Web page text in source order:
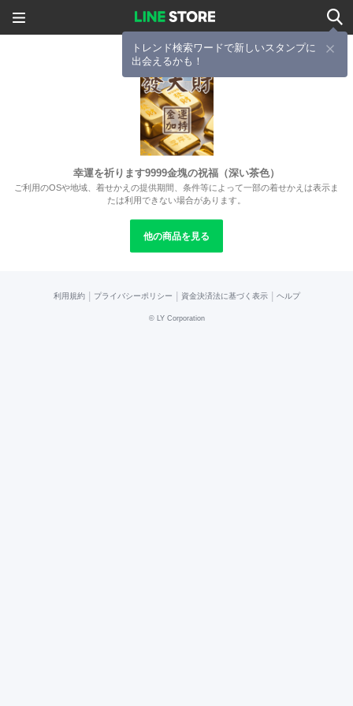
トレンド検索ワードで新しいスタンプに
出会えるかも！
幸運を祈ります9999金塊の祝福（深い茶色）
ご利用のOSや地域、着せかえの提供期間、条件等によって一部の着せかえは表示ま
たは利用できない場合があります。
他の商品を見る
利用規約 プライバシーポリシー 資金決済法に基づく表示 ヘルプ
© LY Corporation